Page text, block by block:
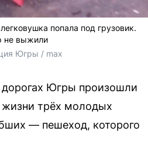
попала под грузовик.
не выжили
Югры / max
дорогах Югры произошли
трёх молодых
— пешеход, которого